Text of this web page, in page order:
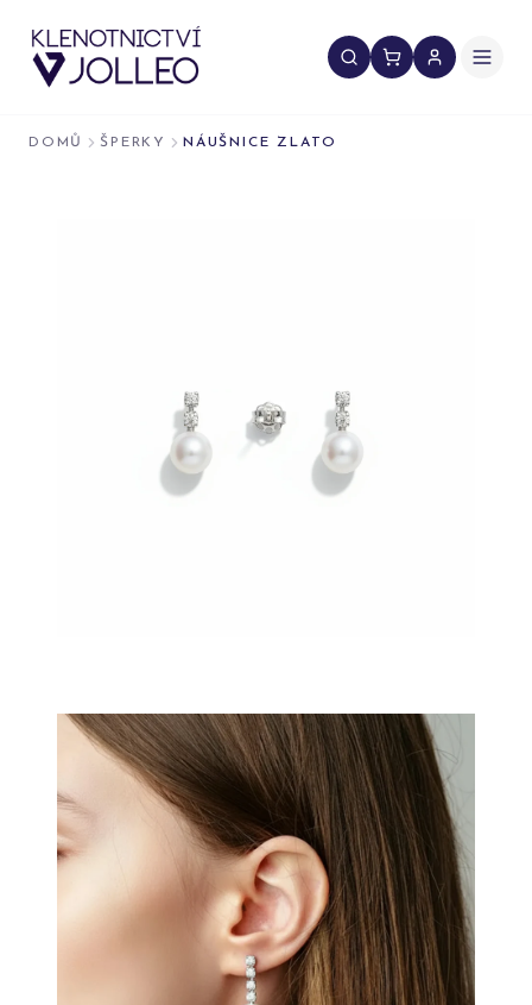
DOMŮ ŠPERKY NÁUŠNICE ZLATO